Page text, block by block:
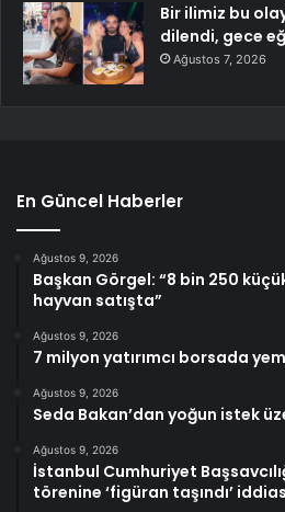
Bir ilimiz bu
dilendi, gece
Ağustos 7, 2026
En Güncel Haberler
Ağustos 9, 2026
Başkan Görgel: “8 bin 250
hayvan satışta”
Ağustos 9, 2026
7 milyon yatırımcı borsada
Ağustos 9, 2026
Seda Bakan’dan yoğun istek
Ağustos 9, 2026
İstanbul Cumhuriyet
törenine ‘figüran taşındı’